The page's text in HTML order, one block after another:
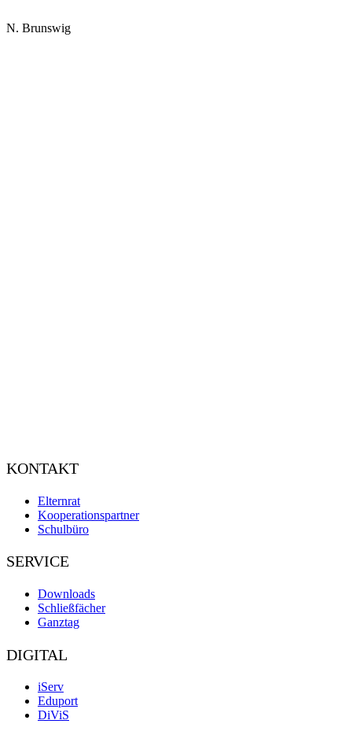
N. Brunswig
KONTAKT
Elternrat
Kooperationspartner
Schulbüro
SERVICE
Downloads
Schließfächer
Ganztag
DIGITAL
iServ
Eduport
DiViS